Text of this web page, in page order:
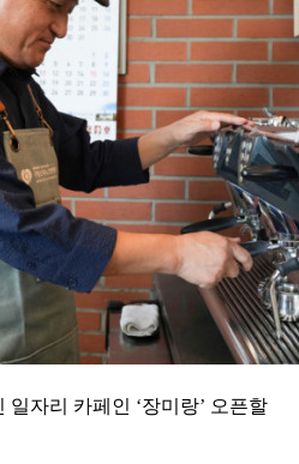
자리 카페인 ‘장미랑’ 오픈할